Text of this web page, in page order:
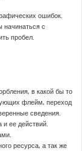
ошибок.
начинаться с
пробел.
в какой бы то
флейм, переход
сведения.
ее действий.
ресурса, а так же